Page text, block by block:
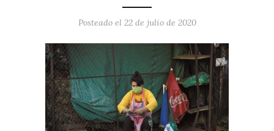
Posteado el 22 de julio de 2020